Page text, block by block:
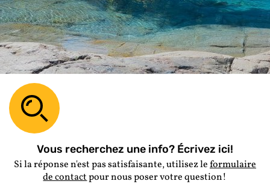
Vous recherchez une info? Écrivez ici!
Si la réponse n'est pas satisfaisante, utilisez leformulaire
de contactpour nous poser votre question!